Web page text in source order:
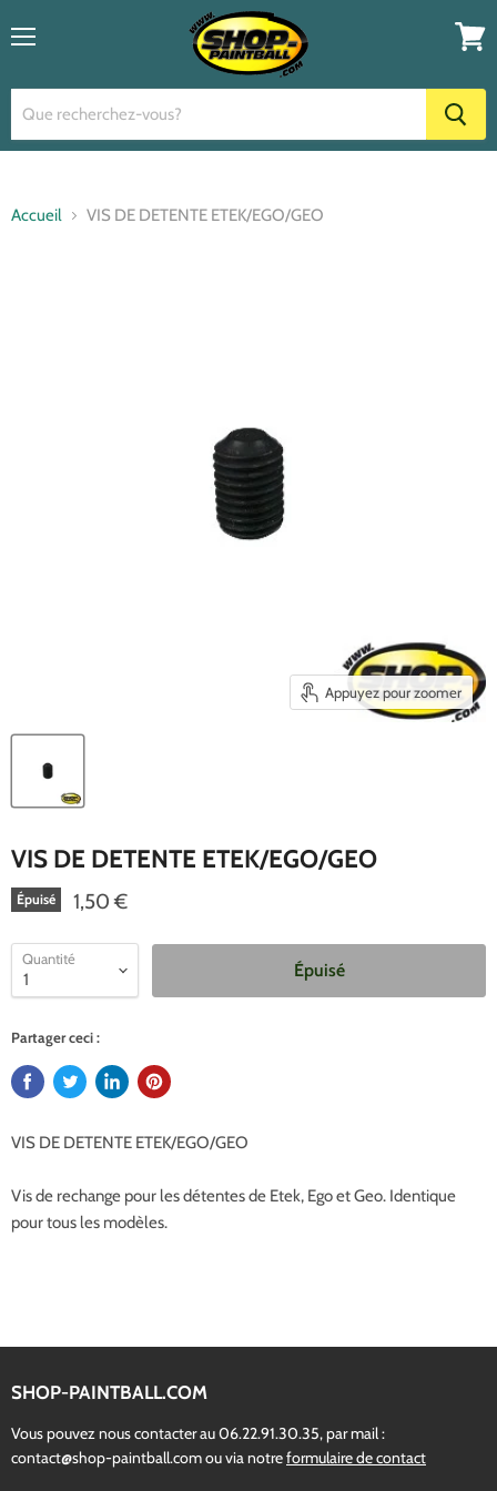
panier
Accueil VIS DE DETENTE ETEK/EGO/GEO
Appuyez pour zoomer
VIS DE DETENTE ETEK/EGO/GEO
Épuisé 1,50 €
Quantité
Épuisé
Partager ceci :
VIS DE DETENTE ETEK/EGO/GEO
Vis de rechange pour les détentes de Etek, Ego et Geo. Identique
pour tous les modèles.
SHOP-PAINTBALL.COM
Vous pouvez nous contacter au 06.22.91.30.35, par mail :
contact@shop-paintball.com ou via notreformulaire de contact